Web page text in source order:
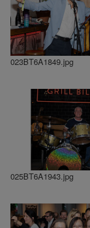
023BT6A1849.jpg
025BT6A1943.jpg